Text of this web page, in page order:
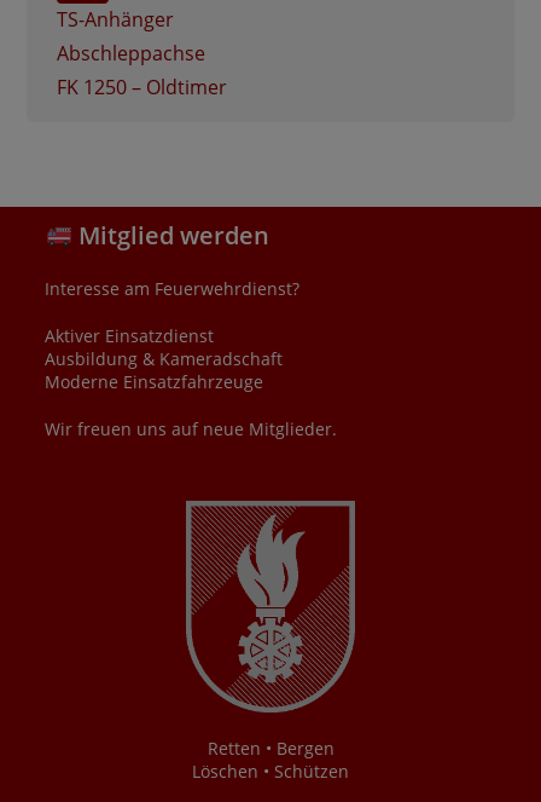
TS-Anhänger
Abschleppachse
FK 1250 – Oldtimer
Mitglied werden
Interesse am Feuerwehrdienst?
Aktiver Einsatzdienst
Ausbildung & Kameradschaft
Moderne Einsatzfahrzeuge
Wir freuen uns auf neue Mitglieder.
Retten • Bergen
Löschen • Schützen